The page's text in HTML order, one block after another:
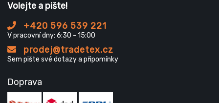
Volejte a pište!
+420 596 539 221
V pracovní dny: 6:30 - 15:00
prodej@tradetex.cz
Sem pište své dotazy a připomínky
Doprava